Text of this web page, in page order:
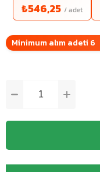
₺546,25
Minimum alım adeti 6